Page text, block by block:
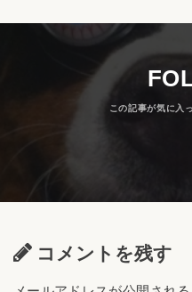
コメントを残す